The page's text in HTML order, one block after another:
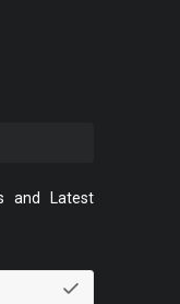
and Latest